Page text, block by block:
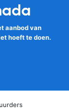
aanbod van
hoeft te doen.